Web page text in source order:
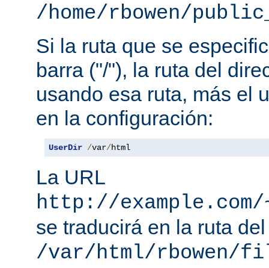
/home/rbowen/
Si la ruta que se
barra ("/"), la ruta del
usando esa ruta, más el
en la configuración:
UserDir /var/html
La URL
http://
se traducirá en la ruta
/var/html/rbowen/